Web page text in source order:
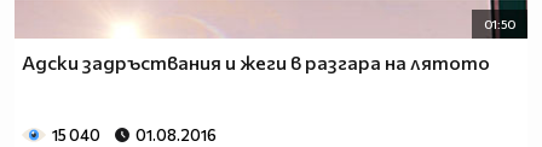
01:50
Адски задръствания и жеги в разгара на лятото
15 040 01.08.2016